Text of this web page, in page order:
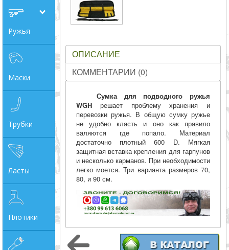
Категории
Производитель
от
до
грн
Ружья
Маски
Трубки
Ласты
Плотики
ОПИСАНИЕ
КОММЕНТАРИИ (0)
Сумка для подводного ружья
WGHрешает проблему хранения и
перевозки ружья. В общую сумку ружье
не удобно класть и оно как правило
валяются где попало. Материал
достаточно плотный 600 D. Мягкая
защитная вставка крепления для гарпунов
и несколько карманов. При необходимости
легко моется. Три варианта размеров 70,
80, и 90 см.